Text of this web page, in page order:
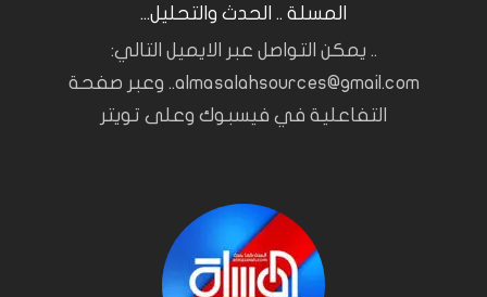
المسلة .. الحدث والتحليل...
.. يمكن التواصل عبر الايميل التالي:
almasalahsources@gmail.com.. وعبر صفحة
التفاعلية في فيسبوك وعلى تويتر